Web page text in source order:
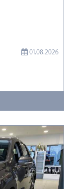
01.08.2026